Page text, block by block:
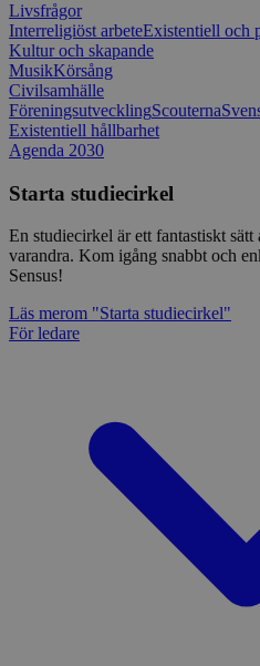
Livsfrågor
Interreligiöst arbeteExistentiell och
Kultur och skapande
MusikKörsång
Civilsamhälle
FöreningsutvecklingScouterna
Existentiell hållbarhet
Agenda 2030
Starta studiecirkel
En studiecirkel är ett fantastiskt
varandra. Kom igång snabbt och
Sensus!
Läs merom "Starta studiecirkel"
För ledare